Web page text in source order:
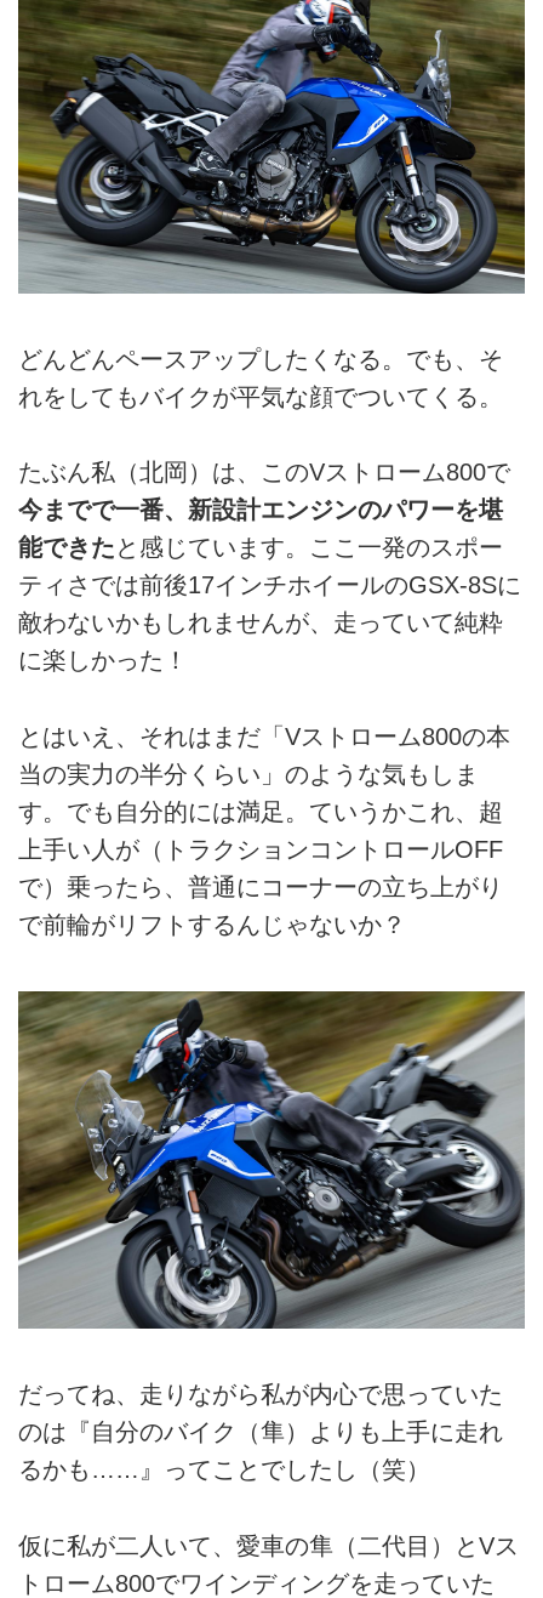
どんどんペースアップしたくなる。でも、そ
れをしてもバイクが平気な顔でついてくる。
たぶん私（北岡）は、このVストローム800で
今までで一番、新設計エンジンのパワーを堪
能できたと感じています。ここ一発のスポー
ティさでは前後17インチホイールのGSX-8Sに
敵わないかもしれませんが、走っていて純粋
に楽しかった！
とはいえ、それはまだ「Vストローム800の本
当の実力の半分くらい」のような気もしま
す。でも自分的には満足。ていうかこれ、超
上手い人が（トラクションコントロールOFF
で）乗ったら、普通にコーナーの立ち上がり
で前輪がリフトするんじゃないか？
だってね、走りながら私が内心で思っていた
のは『自分のバイク（隼）よりも上手に走れ
るかも……』ってことでしたし（笑）
仮に私が二人いて、愛車の隼（二代目）とVス
トローム800でワインディングを走っていた